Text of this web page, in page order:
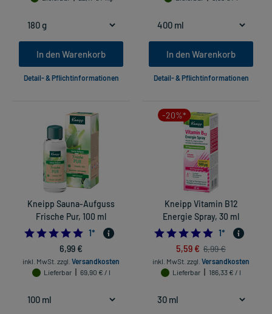
In den Warenkorb
Detail- & Pflichtinformationen
In den Warenkorb
Detail- & Pflichtinformationen
Kneipp Sauna-Aufguss
Frische Pur, 100 ml
5.0
1*
6,99 €
inkl. MwSt. zzgl. Versandkosten
Lieferbar
69,90 € / l
-20%*
Kneipp Vitamin B12
Energie Spray, 30 ml
5.0
1*
5,59 € 6,99 €
inkl. MwSt. zzgl. Versandkosten
Lieferbar
186,33 € / l